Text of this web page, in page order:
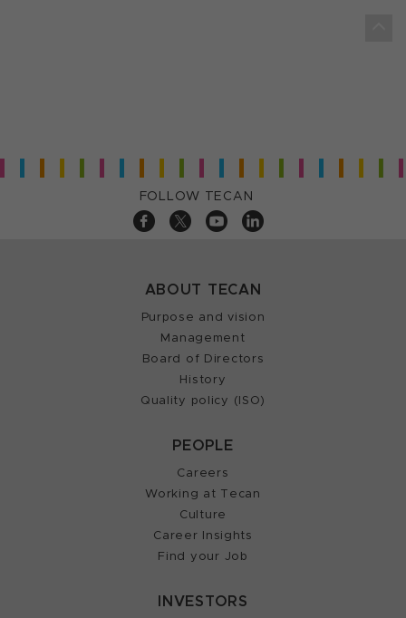
FOLLOW TECAN
ABOUT TECAN
Purpose and vision
Management
Board of Directors
History
Quality policy (ISO)
PEOPLE
Careers
Working at Tecan
Culture
Career Insights
Find your Job
INVESTORS